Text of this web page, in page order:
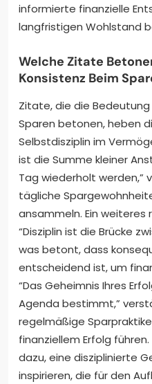
informierte finanzielle
langfristigen Wohlstand
Welche Zitate
Konsistenz Beim
Zitate, die die
Sparen betonen, heben
Selbstdisziplin im
ist die Summe kleiner
Tag wiederholt werden,”
tägliche
ansammeln. Ein
“Disziplin ist die Brücke
was betont, dass
entscheidend ist, um
“Das Geheimnis Ihres
Agenda bestimmt,”
regelmäßige
finanziellem Erfolg
dazu, eine disziplinierte
inspirieren, die für den